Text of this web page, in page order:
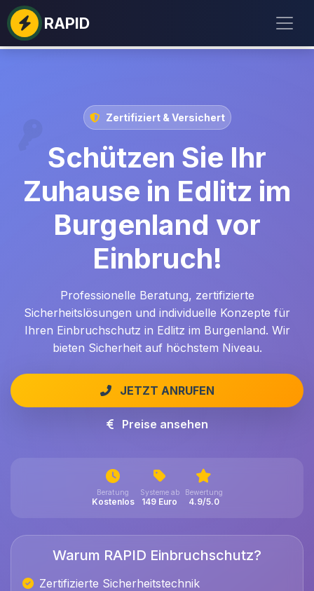
RAPID
Zertifiziert & Versichert
Schützen Sie Ihr
Zuhause in Edlitz im
Burgenland vor
Einbruch!
Professionelle Beratung, zertifizierte
Sicherheitslösungen und individuelle Konzepte für
Ihren Einbruchschutz in Edlitz im Burgenland. Wir
bieten Sicherheit auf höchstem Niveau.
JETZT ANRUFEN
Preise ansehen
Beratung
Kostenlos
Systeme ab
149 Euro
Bewertung
4.9/5.0
Warum RAPID Einbruchschutz?
Zertifizierte Sicherheitstechnik